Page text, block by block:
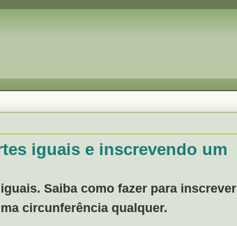
iguais e inscrevendo um
Saiba como fazer para inscrever
circunferência qualquer.